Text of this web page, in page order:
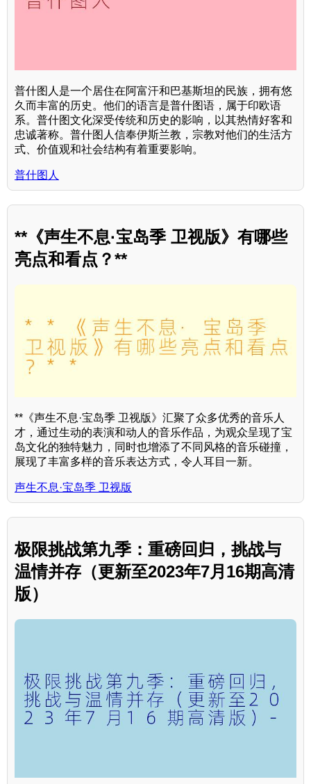
普什图人是一个居住在阿富汗和巴基斯坦的民族，拥有悠
久而丰富的历史。他们的语言是普什图语，属于印欧语
系。普什图文化深受传统和历史的影响，以其热情好客和
忠诚著称。普什图人信奉伊斯兰教，宗教对他们的生活方
式、价值观和社会结构有着重要影响。
普什图人
**《声生不息·宝岛季 卫视版》有哪些
亮点和看点？**
**《声生不息·宝岛季 卫视版》汇聚了众多优秀的音乐人
才，通过生动的表演和动人的音乐作品，为观众呈现了宝
岛文化的独特魅力，同时也增添了不同风格的音乐碰撞，
展现了丰富多样的音乐表达方式，令人耳目一新。
声生不息·宝岛季 卫视版
极限挑战第九季：重磅回归，挑战与
温情并存（更新至2023年7月16期高清
版）